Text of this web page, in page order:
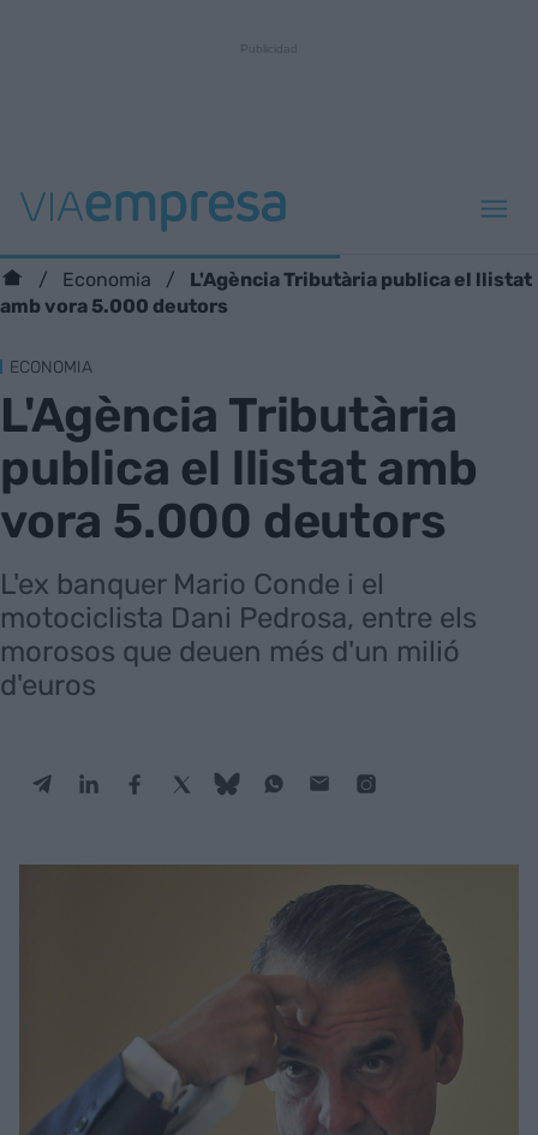
Economia
L'Agència Tributària publica el llistat
amb vora 5.000 deutors
ECONOMIA
L'Agència Tributària
publica el llistat amb
vora 5.000 deutors
L'ex banquer Mario Conde i el
motociclista Dani Pedrosa, entre els
morosos que deuen més d'un milió
d'euros